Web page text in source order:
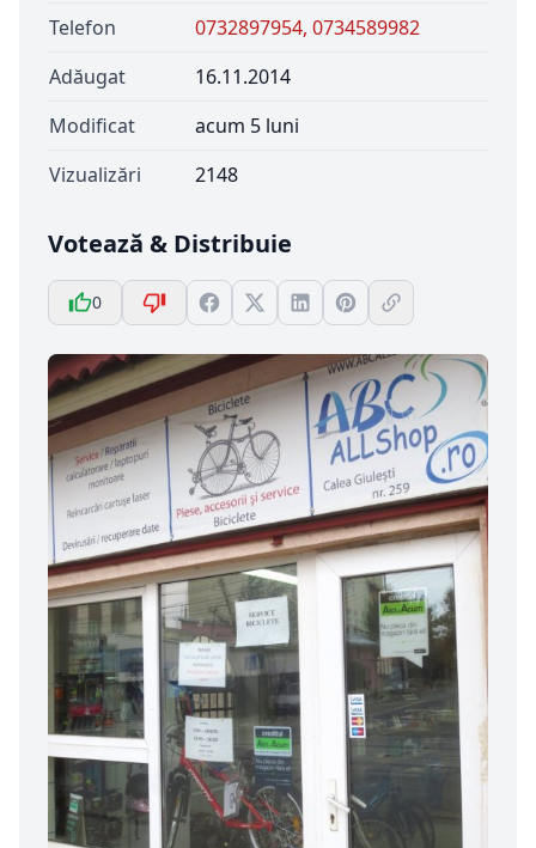
Telefon
0732897954, 0734589982
Adăugat
16.11.2014
Modificat
acum 5 luni
Vizualizări
2148
Votează & Distribuie
0